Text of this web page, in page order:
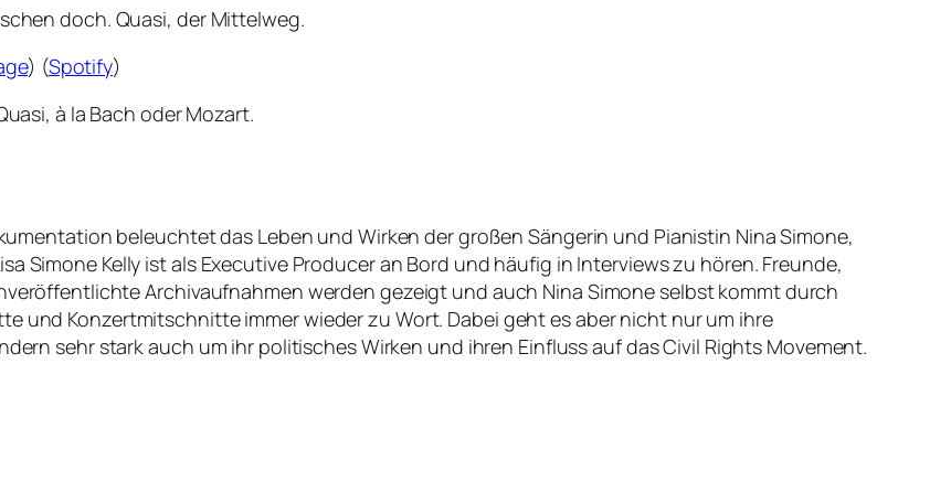
doch. Quasi, der Mittelweg.
) (Spotify)
à la Bach oder Mozart.
beleuchtet das Leben und Wirken der großen Sängerin und Pianistin Nina Simone,
Simone Kelly ist als Executive Producer an Bord und häufig in Interviews zu hören. Freunde,
Archivaufnahmen werden gezeigt und auch Nina Simone selbst kommt durch
und Konzertmitschnitte immer wieder zu Wort. Dabei geht es aber nicht nur um ihre
sehr stark auch um ihr politisches Wirken und ihren Einfluss auf das Civil Rights Movement.